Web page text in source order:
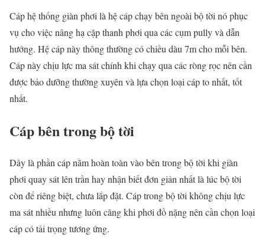
Cáp hệ thống giàn phơi là hệ cáp chạy bên ngoài bộ tời nó phục
vụ cho việc nâng hạ cặp thanh phơi qua các cụm pully và dẫn
hướng. Hệ cáp này thông thường có chiều dàu 7m cho mỗi bên.
Cáp này chịu lực ma sát chính khi chạy qua các ròng rọc nên cần
được bảo dưỡng thường xuyên và lựa chọn loại cáp to nhất, tốt
nhất.
Cáp bên trong bộ tời
Dây là phần cáp nằm hoàn toàn vào bên trong bộ tời khi giàn
phơi quay sát lên trần hay nhận biết đơn giản nhất là lúc bộ tời
còn để riêng biệt, chưa lắp đặt. Cáp trong bộ tời không chịu lực
ma sát nhiều nhưng luôn căng khi phơi đồ nặng nên cần chọn loại
cáp có tải trọng tương ứng.